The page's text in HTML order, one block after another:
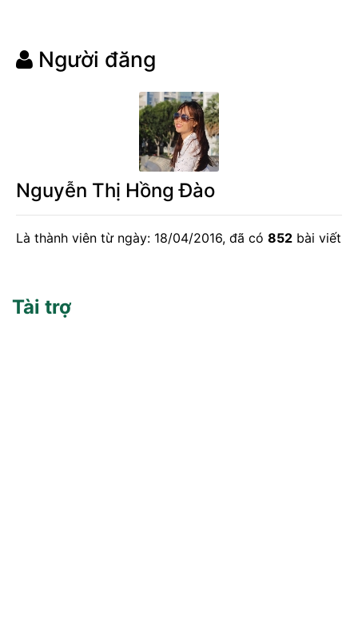
Người đăng
Nguyễn Thị Hồng Đào
Là thành viên từ ngày: 18/04/2016, đã có 852 bài viết
Tài trợ